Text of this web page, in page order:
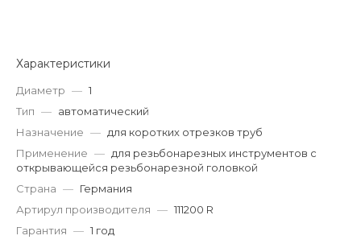
Характеристики
Диаметр — 1
Тип — автоматический
Назначение — для коротких отрезков труб
Применение — для резьбонарезных инструментов с
открывающейся резьбонарезной головкой
Страна — Германия
Артирул производителя — 111200 R
Гарантия — 1 год